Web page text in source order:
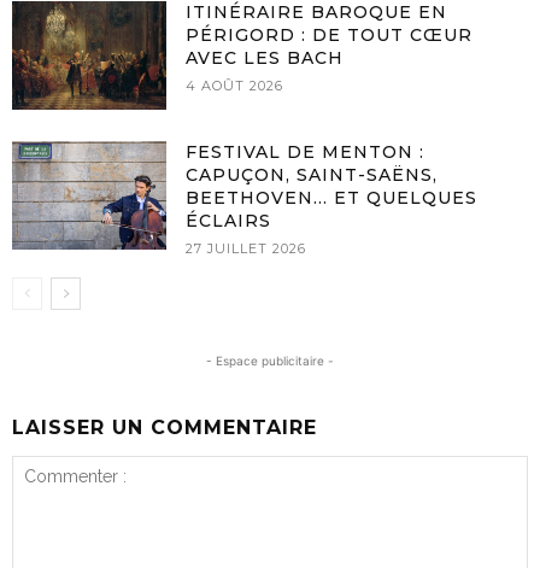
ITINÉRAIRE BAROQUE EN
PÉRIGORD : DE TOUT CŒUR
AVEC LES BACH
4 AOÛT 2026
FESTIVAL DE MENTON :
CAPUÇON, SAINT-SAËNS,
BEETHOVEN… ET QUELQUES
ÉCLAIRS
27 JUILLET 2026
- Espace publicitaire -
LAISSER UN COMMENTAIRE